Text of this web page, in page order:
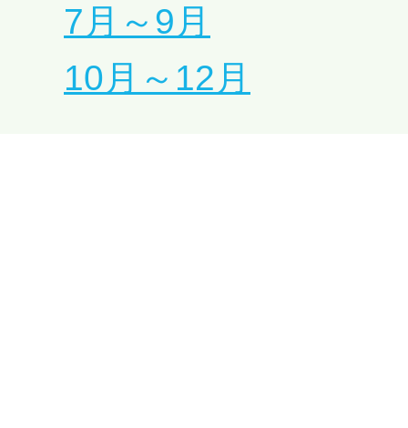
7月～9月
10月～12月